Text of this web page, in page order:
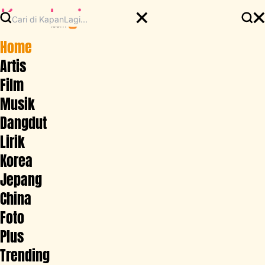
Home
Artis
Film
Musik
Dangdut
Lirik
Korea
Jepang
China
Foto
Plus
Trending